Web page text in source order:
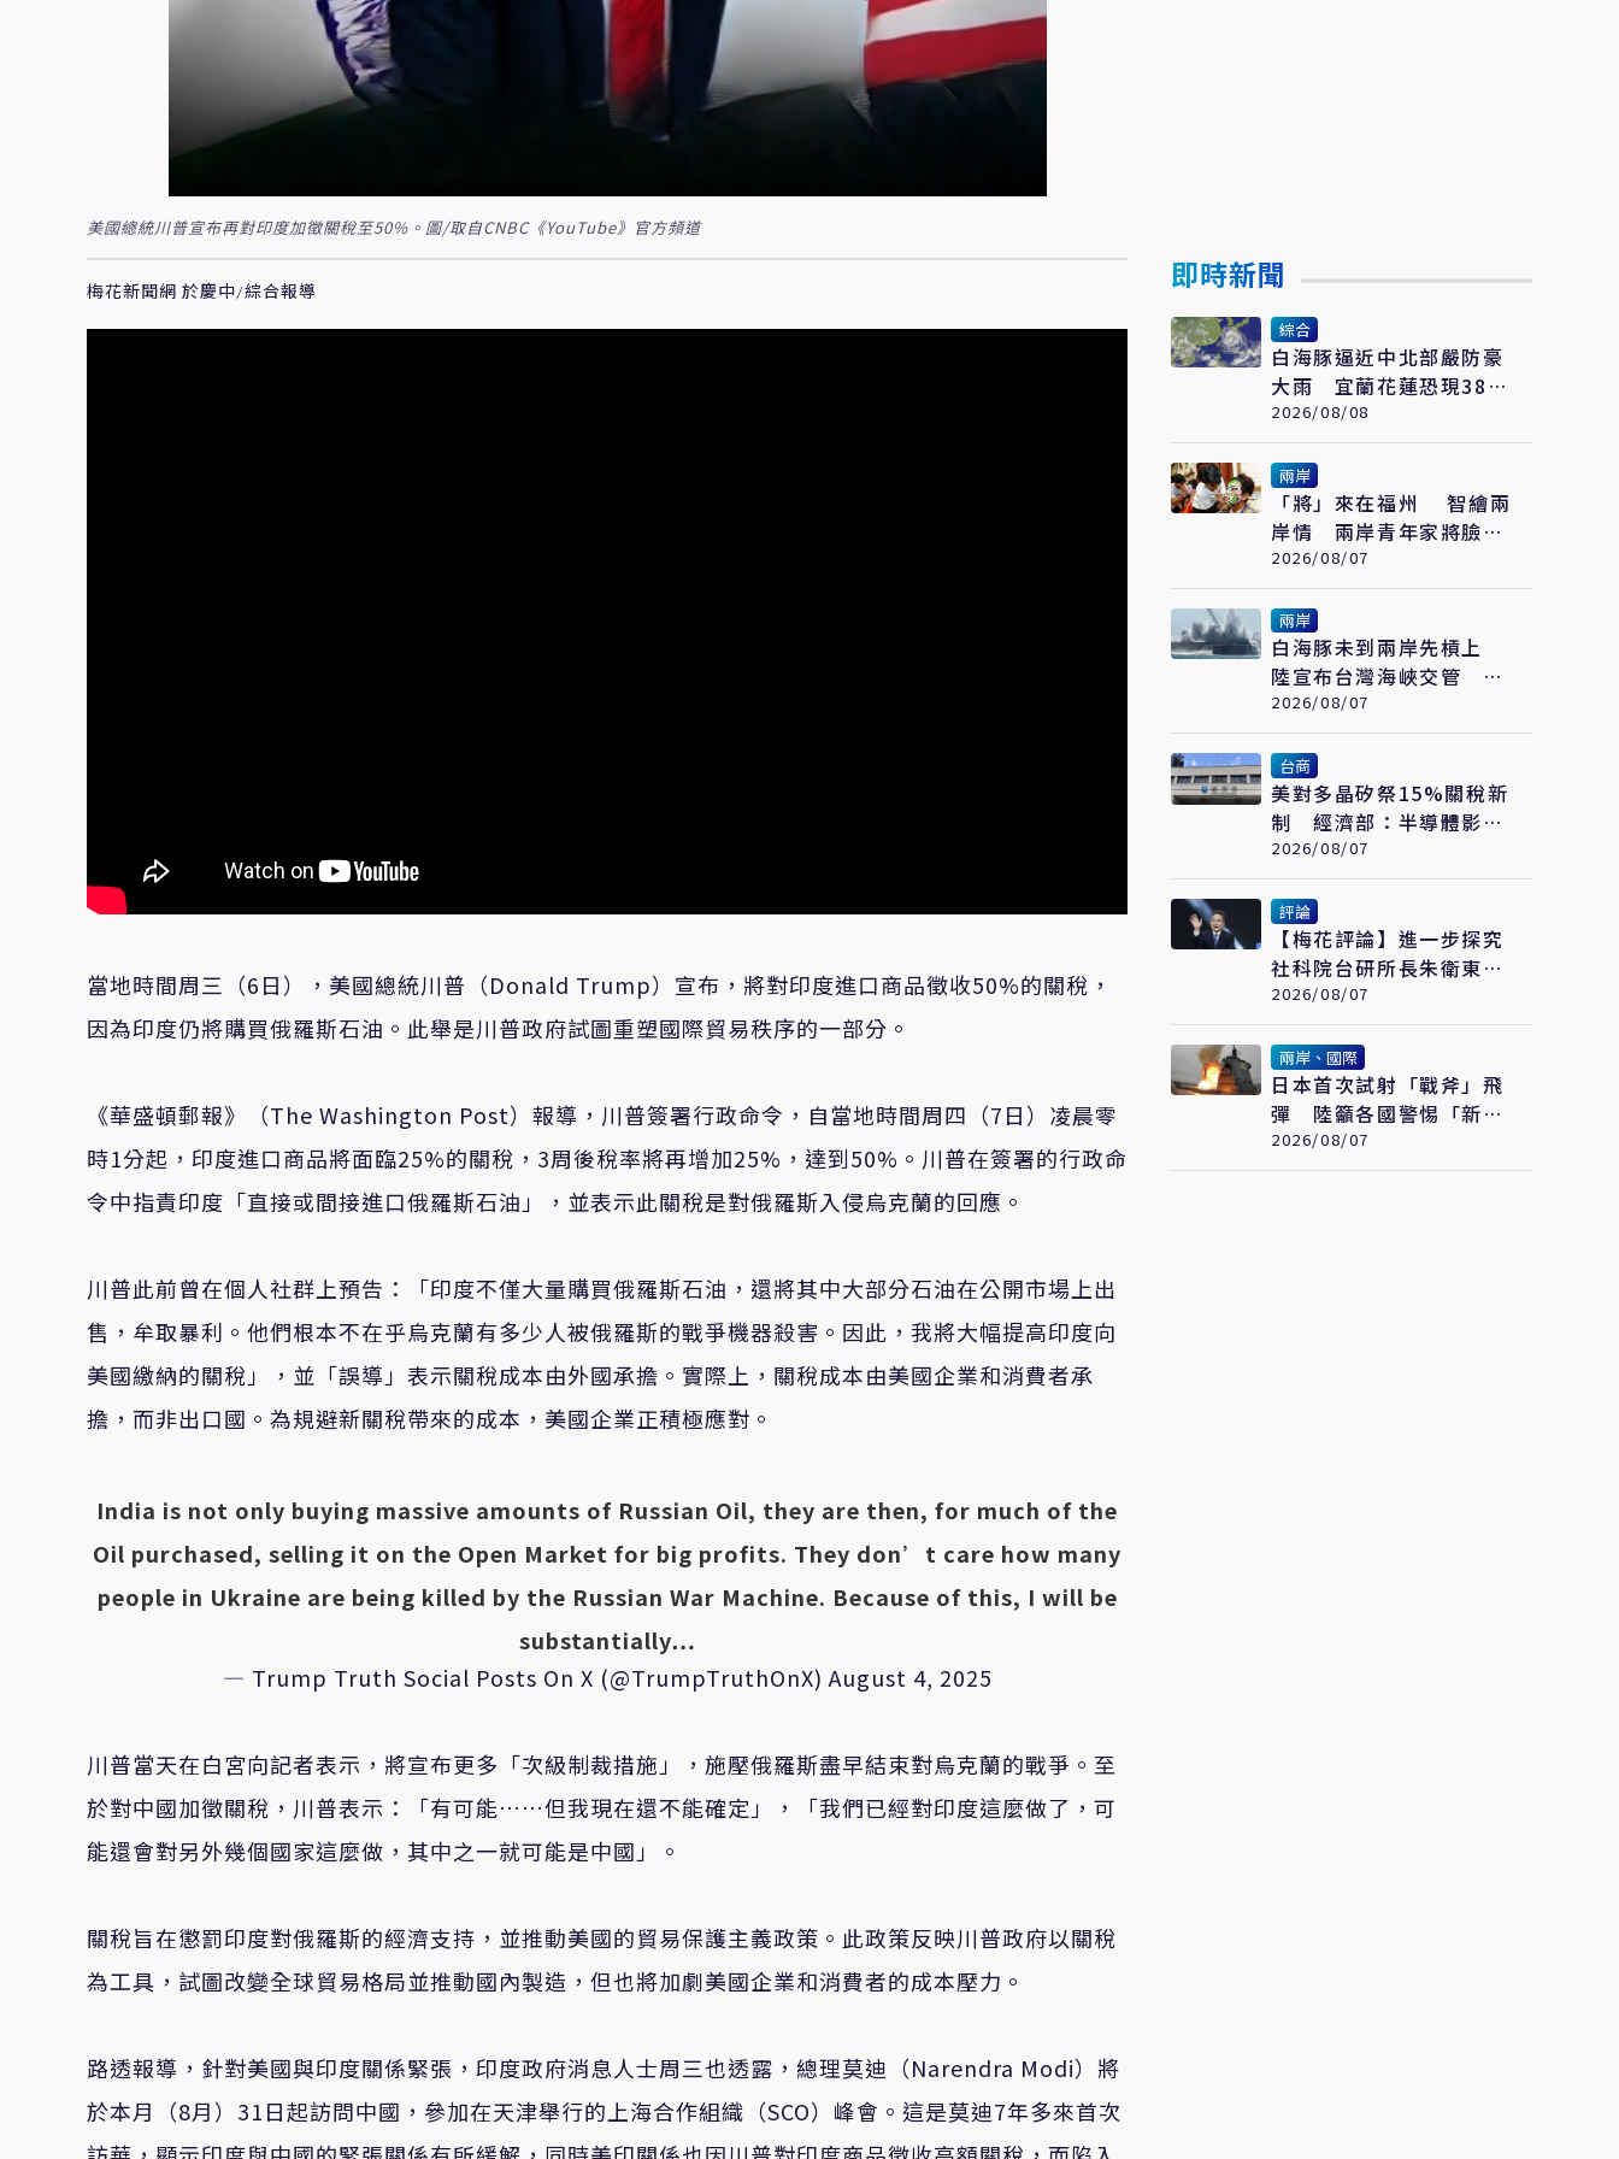
美國總統川普宣布再對印度加徵關稅至50%。圖/取自CNBC《YouTube》官方頻道
梅花新聞網 於慶中/綜合報導
當地時間周三（6日），美國總統川普（Donald Trump）宣布，將對印度進口商品徵收50%的關稅，
因為印度仍將購買俄羅斯石油。此舉是川普政府試圖重塑國際貿易秩序的一部分。
《華盛頓郵報》（The Washington Post）報導，川普簽署行政命令，自當地時間周四（7日）凌晨零
時1分起，印度進口商品將面臨25%的關稅，3周後稅率將再增加25%，達到50%。川普在簽署的行政命
令中指責印度「直接或間接進口俄羅斯石油」，並表示此關稅是對俄羅斯入侵烏克蘭的回應。
川普此前曾在個人社群上預告：「印度不僅大量購買俄羅斯石油，還將其中大部分石油在公開市場上出
售，牟取暴利。他們根本不在乎烏克蘭有多少人被俄羅斯的戰爭機器殺害。因此，我將大幅提高印度向
美國繳納的關稅」，並「誤導」表示關稅成本由外國承擔。實際上，關稅成本由美國企業和消費者承
擔，而非出口國。為規避新關稅帶來的成本，美國企業正積極應對。
India is not only buying massive amounts of Russian Oil, they are then, for much of the
Oil purchased, selling it on the Open Market for big profits. They don’t care how many
people in Ukraine are being killed by the Russian War Machine. Because of this, I will be
substantially…
— Trump Truth Social Posts On X (@TrumpTruthOnX) August 4, 2025
川普當天在白宮向記者表示，將宣布更多「次級制裁措施」，施壓俄羅斯盡早結束對烏克蘭的戰爭。至
於對中國加徵關稅，川普表示：「有可能……但我現在還不能確定」，「我們已經對印度這麼做了，可
能還會對另外幾個國家這麼做，其中之一就可能是中國」。
關稅旨在懲罰印度對俄羅斯的經濟支持，並推動美國的貿易保護主義政策。此政策反映川普政府以關稅
為工具，試圖改變全球貿易格局並推動國內製造，但也將加劇美國企業和消費者的成本壓力。
路透報導，針對美國與印度關係緊張，印度政府消息人士周三也透露，總理莫迪（Narendra Modi）將
於本月（8月）31日起訪問中國，參加在天津舉行的上海合作組織（SCO）峰會。這是莫迪7年多來首次
即時新聞
綜合
白海豚逼近中北部嚴防豪
大雨 宜蘭花蓮恐現38度
極端高溫
2026/08/08
兩岸
「將」來在福州 智繪兩
岸情 兩岸青年家將臉譜
繪畫大賽在福州開幕
2026/08/07
兩岸
白海豚未到兩岸先槓上
陸宣布台灣海峽交管 陸
委會：不勞費心
2026/08/07
台商
美對多晶矽祭15%關稅新
制 經濟部：半導體影響
可控、太陽能產業衝擊有
限
2026/08/07
評論
【梅花評論】進一步探究
社科院台研所長朱衛東的
「不統而統」
2026/08/07
兩岸、國際
日本首次試射「戰斧」飛
彈 陸籲各國警惕「新型
軍國主義」發展
2026/08/07